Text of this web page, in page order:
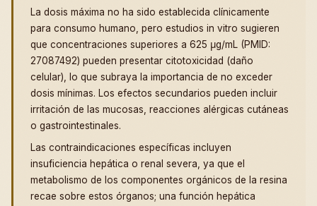
La dosis máxima no ha sido establecida clínicamente
para consumo humano, pero estudios in vitro sugieren
que concentraciones superiores a 625 μg/mL (PMID:
27087492) pueden presentar citotoxicidad (daño
celular), lo que subraya la importancia de no exceder
dosis mínimas. Los efectos secundarios pueden incluir
irritación de las mucosas, reacciones alérgicas cutáneas
o gastrointestinales.
Las contraindicaciones específicas incluyen
insuficiencia hepática o renal severa, ya que el
metabolismo de los componentes orgánicos de la resina
recae sobre estos órganos; una función hepática